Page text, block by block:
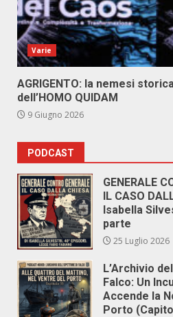
Varie
AGRIGENTO: la nemesi
dell’HOMO QUIDAM
9 Giugno 2026
PODCAST
GENERALE
IL CASO
Isabella
parte
25 Luglio 2026
L’Archivio
Falco: Un
Accende la
Porto